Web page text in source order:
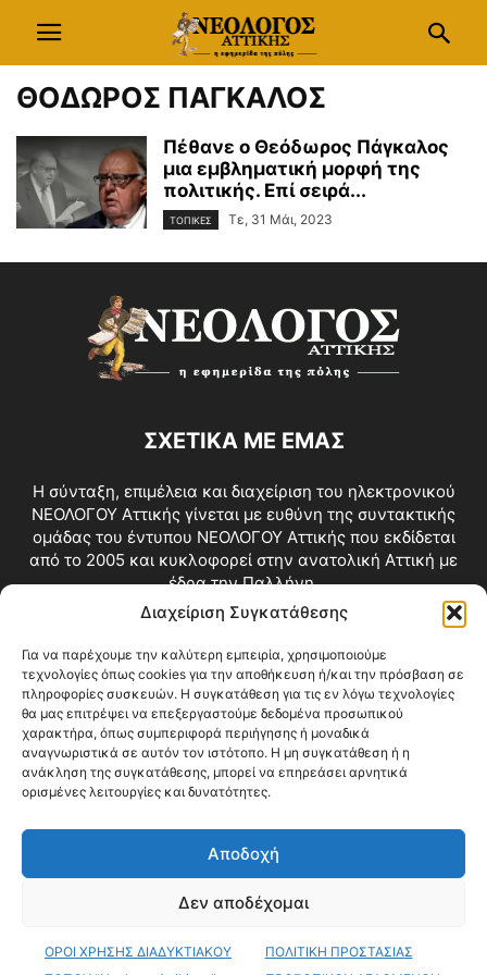
Διαχείριση Συγκατάθεσης
Για να παρέχουμε την καλύτερη εμπειρία, χρησιμοποιούμε
τεχνολογίες όπως cookies για την αποθήκευση ή/και την πρόσβαση σε
πληροφορίες συσκευών. Η συγκατάθεση για τις εν λόγω τεχνολογίες
θα μας επιτρέψει να επεξεργαστούμε δεδομένα προσωπικού
χαρακτήρα, όπως συμπεριφορά περιήγησης ή μοναδικά
αναγνωριστικά σε αυτόν τον ιστότοπο. Η μη συγκατάθεση ή η
ανάκληση της συγκατάθεσης, μπορεί να επηρεάσει αρνητικά
ορισμένες λειτουργίες και δυνατότητες.
Αποδοχή
Δεν αποδέχομαι
ΟΡΟΙ ΧΡΗΣΗΣ ΔΙΑΔΥΚΤΙΑΚΟΥ
ΠΟΛΙΤΙΚΗ ΠΡΟΣΤΑΣΙΑΣ
ΘΟΔΩΡΟΣ ΠΑΓΚΑΛΟΣ
Πέθανε ο Θεόδωρος Πάγκαλος
μια εμβληματική μορφή της
πολιτικής. Επί σειρά...
ΤΟΠΙΚΕΣ Τε, 31 Μάι, 2023
ΣΧΕΤΙΚΑ ΜΕ ΕΜΑΣ
Η σύνταξη, επιμέλεια και διαχείριση του ηλεκτρονικού
ΝΕΟΛΟΓΟΥ Αττικής γίνεται με ευθύνη της συντακτικής
ομάδας του έντυπου ΝΕΟΛΟΓΟΥ Αττικής που εκδίδεται
από το 2005 και κυκλοφορεί στην ανατολική Αττική με
έδρα την Παλλήνη.
Επικοινωνία:info@neologosattikis.gr
ΑΚΟΛΟΥΘΗΣΕ ΜΑΣ
Videos Όροι Χρήσης
© Copyright 2026 ΝΕΟΛΟΓΟΣ ΑΤΤΙΚΗΣ • All Rights Reserved •